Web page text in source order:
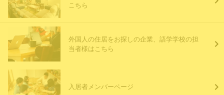
こちら
外国人の住居をお探しの企業、語学学校の担
当者様はこちら
入居者メンバーページ